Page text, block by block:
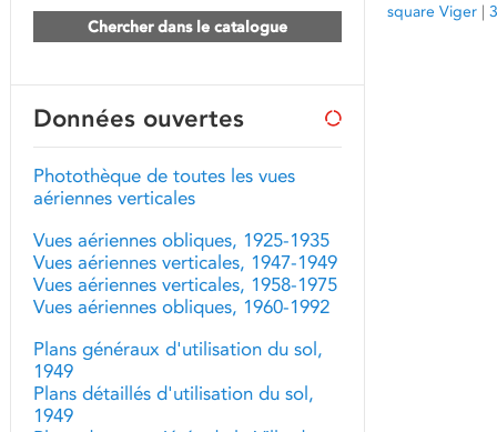
square Viger |
Chercher dans le catalogue
Données ouvertes
Photothèque de toutes les vues
aériennes verticales
Vues aériennes obliques, 1925-1935
Vues aériennes verticales, 1947-1949
Vues aériennes verticales, 1958-1975
Vues aériennes obliques, 1960-1992
Plans généraux d'utilisation du sol,
1949
Plans détaillés d'utilisation du sol,
1949